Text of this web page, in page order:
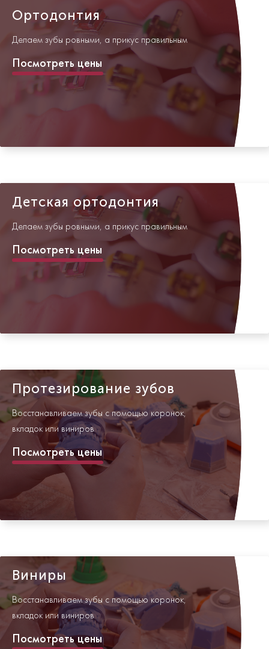
Ортодонтия
Делаем зубы ровными, а прикус правильным
Посмотреть цены
Детская ортодонтия
Делаем зубы ровными, а прикус правильным
Посмотреть цены
Протезирование зубов
Восстанавливаем зубы с помощью коронок,
вкладок или виниров
Посмотреть цены
Виниры
Восстанавливаем зубы с помощью коронок,
вкладок или виниров
Посмотреть цены